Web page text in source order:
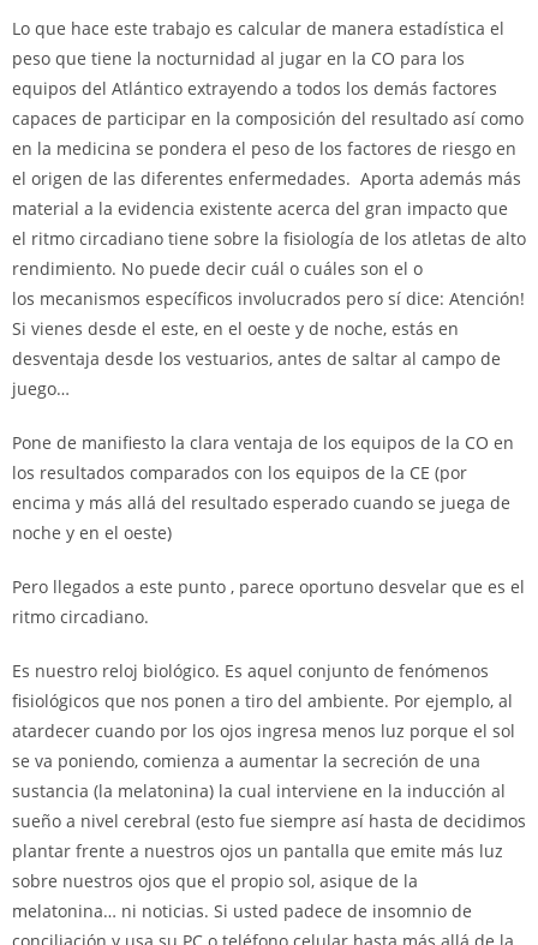
Lo que hace este trabajo es calcular de manera estadística el
peso que tiene la nocturnidad al jugar en la CO para los
equipos del Atlántico extrayendo a todos los demás factores
capaces de participar en la composición del resultado así como
en la medicina se pondera el peso de los factores de riesgo en
el origen de las diferentes enfermedades. Aporta además más
material a la evidencia existente acerca del gran impacto que
el ritmo circadiano tiene sobre la fisiología de los atletas de alto
rendimiento. No puede decir cuál o cuáles son el o
los mecanismos específicos involucrados pero sí dice: Atención!
Si vienes desde el este, en el oeste y de noche, estás en
desventaja desde los vestuarios, antes de saltar al campo de
juego…
Pone de manifiesto la clara ventaja de los equipos de la CO en
los resultados comparados con los equipos de la CE (por
encima y más allá del resultado esperado cuando se juega de
noche y en el oeste)
Pero llegados a este punto , parece oportuno desvelar que es el
ritmo circadiano.
Es nuestro reloj biológico. Es aquel conjunto de fenómenos
fisiológicos que nos ponen a tiro del ambiente. Por ejemplo, al
atardecer cuando por los ojos ingresa menos luz porque el sol
se va poniendo, comienza a aumentar la secreción de una
sustancia (la melatonina) la cual interviene en la inducción al
sueño a nivel cerebral (esto fue siempre así hasta de decidimos
plantar frente a nuestros ojos un pantalla que emite más luz
sobre nuestros ojos que el propio sol, asique de la
melatonina… ni noticias. Si usted padece de insomnio de